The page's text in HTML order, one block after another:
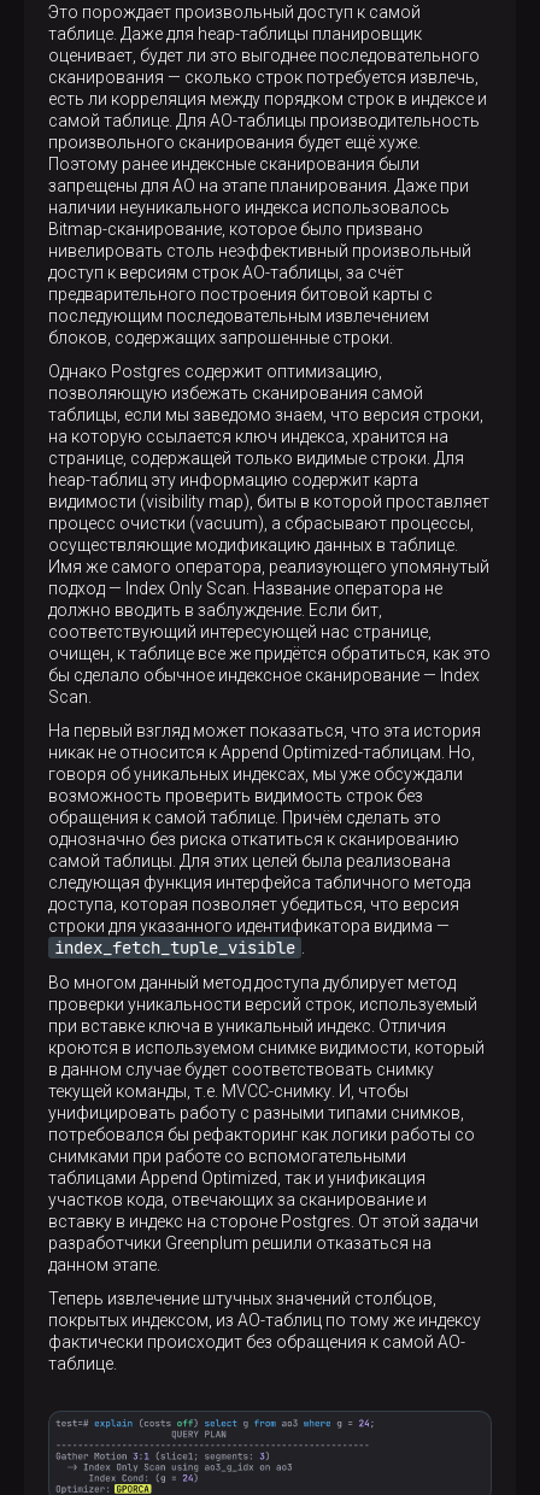
Это порождает произвольный доступ к самой
таблице. Даже для heap-таблицы планировщик
оценивает, будет ли это выгоднее последовательного
сканирования — сколько строк потребуется извлечь,
есть ли корреляция между порядком строк в индексе и
самой таблице. Для AO-таблицы производительность
произвольного сканирования будет ещё хуже.
Поэтому ранее индексные сканирования были
запрещены для AO на этапе планирования. Даже при
наличии неуникального индекса использовалось
Bitmap-сканирование, которое было призвано
нивелировать столь неэффективный произвольный
доступ к версиям строк AO-таблицы, за счёт
предварительного построения битовой карты с
последующим последовательным извлечением
блоков, содержащих запрошенные строки.
Однако Postgres содержит оптимизацию,
позволяющую избежать сканирования самой
таблицы, если мы заведомо знаем, что версия строки,
на которую ссылается ключ индекса, хранится на
странице, содержащей только видимые строки. Для
heap-таблиц эту информацию содержит карта
видимости (visibility map), биты в которой проставляет
процесс очистки (vacuum), а сбрасывают процессы,
осуществляющие модификацию данных в таблице.
Имя же самого оператора, реализующего упомянутый
подход — Index Only Scan. Название оператора не
должно вводить в заблуждение. Если бит,
соответствующий интересующей нас странице,
очищен, к таблице все же придётся обратиться, как это
бы сделало обычное индексное сканирование — Index
Scan.
На первый взгляд может показаться, что эта история
никак не относится к Append Optimized-таблицам. Но,
говоря об уникальных индексах, мы уже обсуждали
возможность проверить видимость строк без
обращения к самой таблице. Причём сделать это
однозначно без риска откатиться к сканированию
самой таблицы. Для этих целей была реализована
следующая функция интерфейса табличного метода
доступа, которая позволяет убедиться, что версия
строки для указанного идентификатора видима —
index_fetch_tuple_visible
Во многом данный метод доступа дублирует метод
проверки уникальности версий строк, используемый
при вставке ключа в уникальный индекс. Отличия
кроются в используемом снимке видимости, который
в данном случае будет соответствовать снимку
текущей команды, т.е. MVCC-снимку. И, чтобы
унифицировать работу с разными типами снимков,
потребовался бы рефакторинг как логики работы со
снимками при работе со вспомогательными
таблицами Append Optimized, так и унификация
участков кода, отвечающих за сканирование и
вставку в индекс на стороне Postgres. От этой задачи
разработчики Greenplum решили отказаться на
данном этапе.
Теперь извлечение штучных значений столбцов,
покрытых индексом, из AO-таблиц по тому же индексу
фактически происходит без обращения к самой АО-
таблице.